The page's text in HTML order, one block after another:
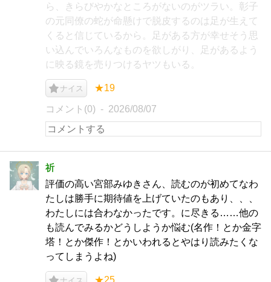
ら、きらびやかなところがないのがツラい。彰子
の元同僚の蛇が命懸けで脱皮するのは足が生えて
くると信じているから。足がある方が幸せそう思
い込んでいろんなものを欲しがり、足があるよう
に映る鏡を売りつけるヤツもいる。
ナイス ★19
コメント(0) 2026/08/07
祈
評価の高い宮部みゆきさん、読むのが初めてなわ
たしは勝手に期待値を上げていたのもあり、、、
わたしには合わなかったです。に尽きる……他の
も読んでみるかどうしようか悩む(名作！とか金字
塔！とか傑作！とかいわれるとやはり読みたくな
ってしまうよね)
★25